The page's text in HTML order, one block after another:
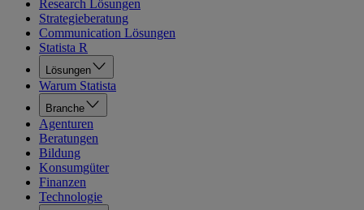
Research Lösungen
Strategieberatung
Communication Lösungen
Statista R
Lösungen
Warum Statista
Branche
Agenturen
Beratungen
Bildung
Konsumgüter
Finanzen
Technologie